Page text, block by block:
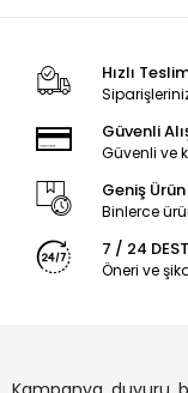
Hızlı
Güvenli
Güvenli ve
Geniş
Binlerce
7 / 24
Öneri ve